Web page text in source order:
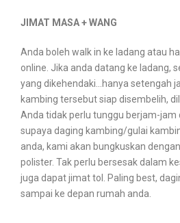
JIMAT MASA + WANG
Anda boleh walk in ke ladang atau
online. Jika anda datang ke ladang,
yang dikehendaki...hanya setengah
kambing tersebut siap disembelih,
Anda tidak perlu tunggu berjam-jam
supaya daging kambing/gulai
anda, kami akan bungkuskan
polister. Tak perlu bersesak dalam
juga dapat jimat tol. Paling best,
sampai ke depan rumah anda.